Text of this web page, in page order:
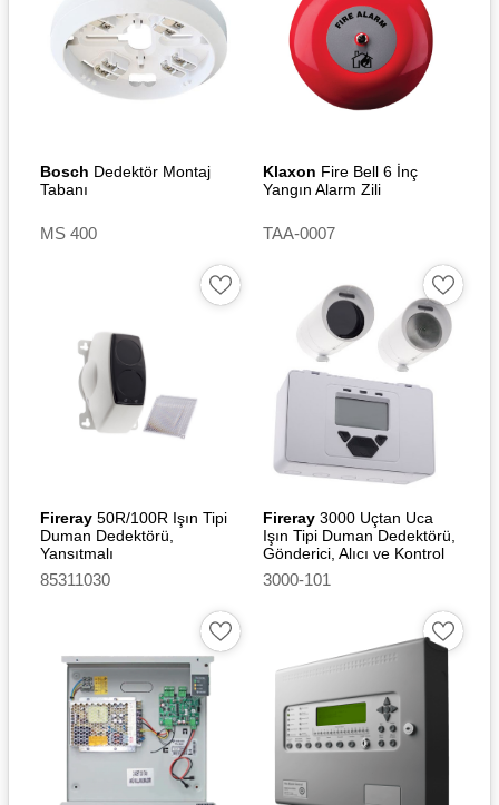
Bosch Dedektör Montaj
Tabanı
MS 400
Klaxon Fire Bell 6 İnç
Yangın Alarm Zili
TAA-0007
Fireray 50R/100R Işın Tipi
Duman Dedektörü,
Yansıtmalı
85311030
Fireray 3000 Uçtan Uca
Işın Tipi Duman Dedektörü,
Gönderici, Alıcı ve Kontrol
Ünitesi, 5-120m Menzil
3000-101